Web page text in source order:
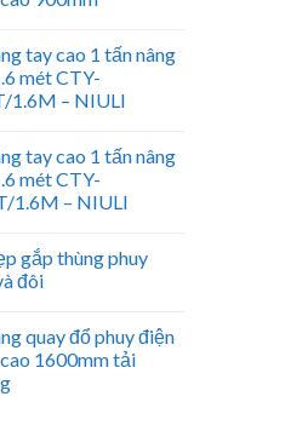
tay cao 1 tấn nâng
mét CTY-
1.6M – NIULI
tay cao 1 tấn nâng
mét CTY-
1.6M – NIULI
gắp thùng phuy
đôi
quay đổ phuy điện
1600mm tải